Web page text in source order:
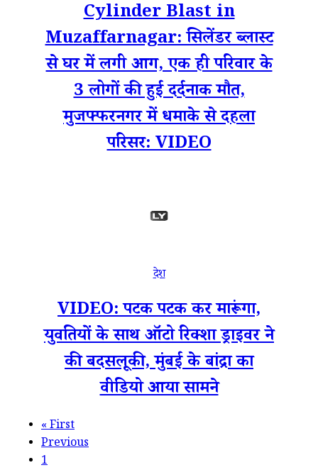
Cylinder Blast in
Muzaffarnagar: सिलेंडर ब्लास्ट
से घर में लगी आग, एक ही परिवार के
3 लोगों की हुई दर्दनाक मौत,
मुजफ्फरनगर में धमाके से दहला
परिसर: VIDEO
देश
VIDEO: पटक पटक कर मारूंगा,
युवतियों के साथ ऑटो रिक्शा ड्राइवर ने
की बदसलूकी, मुंबई के बांद्रा का
वीडियो आया सामने
«First
Previous
1